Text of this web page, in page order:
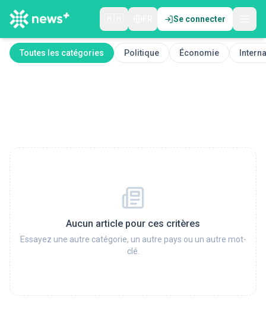
Se connecter
Toutes les catégories Politique Économie
Aucun article pour ces critères
Essayez une autre catégorie, un autre pays ou un autre mot-
clé.